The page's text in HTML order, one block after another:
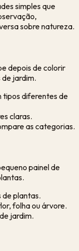
simples que
sobre natureza.
depois de colorir
jardim.
tipos diferentes de
claras.
as categorias.
painel de
de plantas.
folha ou árvore.
jardim.